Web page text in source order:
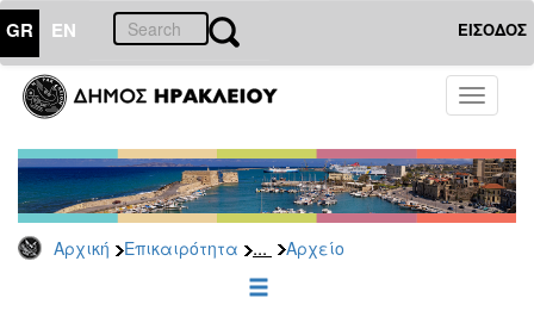
GR EN ΕΙΣΟΔΟΣ
Toggle
Αρχική Επικαιρότητα ... Αρχείο
ΕΠΙΚΑΙΡΟΤΗΤΑ
Αρχείο
2026
2025